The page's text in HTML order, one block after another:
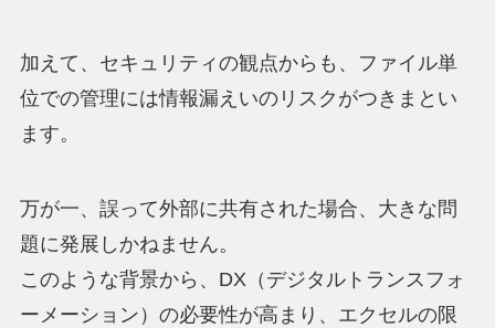
加えて、セキュリティの観点からも、ファイル単
位での管理には情報漏えいのリスクがつきまとい
ます。
万が一、誤って外部に共有された場合、大きな問
題に発展しかねません。
このような背景から、DX（デジタルトランスフォ
ーメーション）の必要性が高まり、エクセルの限